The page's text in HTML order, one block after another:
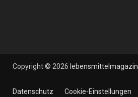
Copyright © 2026 lebensmittelmagazin
Datenschutz Cookie-Einstellungen